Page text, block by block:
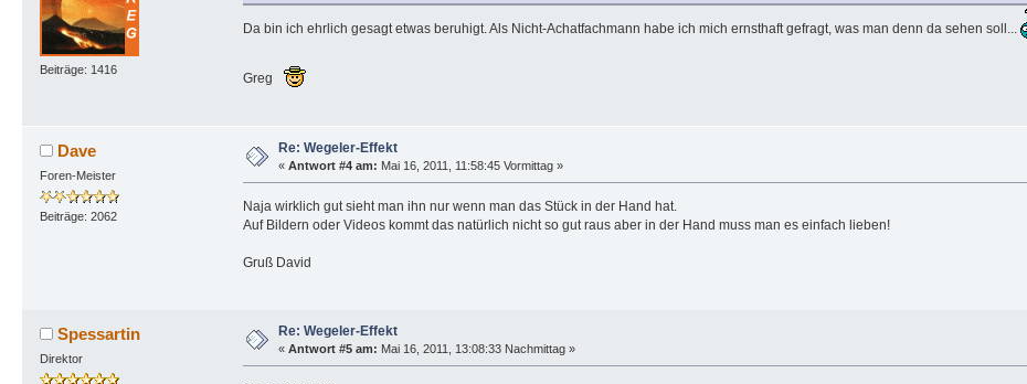
Beiträge: 1416
Da bin ich ehrlich gesagt etwas beruhigt. Als Nicht-Achatfachmann habe ich mich ernsthaft gefragt, was man denn da sehen soll...
Greg
Dave
Foren-Meister
Beiträge: 2062
Re: Wegeler-Effekt
« Antwort #4 am: Mai 16, 2011, 11:58:45 Vormittag »
Naja wirklich gut sieht man ihn nur wenn man das Stück in der Hand hat.
Auf Bildern oder Videos kommt das natürlich nicht so gut raus aber in der Hand muss man es einfach lieben!
Gruß David
Spessartin
Direktor
Re: Wegeler-Effekt
« Antwort #5 am: Mai 16, 2011, 13:08:33 Nachmittag »